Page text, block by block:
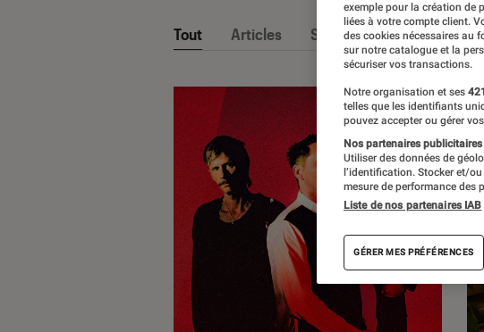
Tout Articles Sélections et guides
exemple pour la création de
liées à votre compte client.
des cookies nécessaires au
sur notre catalogue et la
sécuriser vos transactions.
Notre organisation et ses 421
telles que les identifiants
pouvez accepter ou gérer
Nos partenaires
Utiliser des données de
l’identification. Stocker et/
mesure de performance des
Liste de nos partenaires IAB
GÉRER MES PRÉFÉRENCES